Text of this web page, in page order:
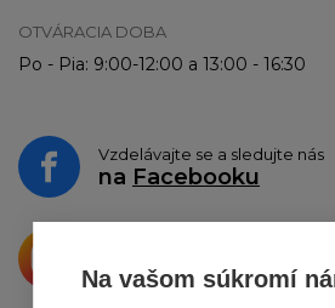
Na vašom súkromí
OTVÁRACIA DOBA
Po - Pia: 9:00-12:00 a 13:00 - 16:30
Vzdelávajte se a sledujte nás
na Facebooku
o zdieľanie na